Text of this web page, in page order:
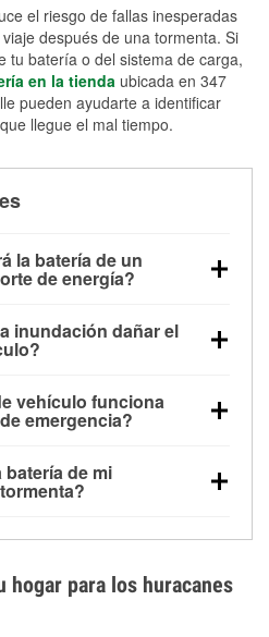
el riesgo de fallas inesperadas
después de una tormenta. Si
tu batería o del sistema de carga,
en la tienda ubicada en 347
pueden ayudarte a identificar
llegue el mal tiempo.
la batería de un
de energía?
durante un tiempo
sin conducir el vehículo
de respaldo para
inundación dañar el
del motor y pueden
lo que puede provocar una
vehículo funciona
emergencia?
profundo porque son
vibraciones y más
de mi
Evitar el agua estancada y
de respaldo son
efectivas.
hogar para los huracanes